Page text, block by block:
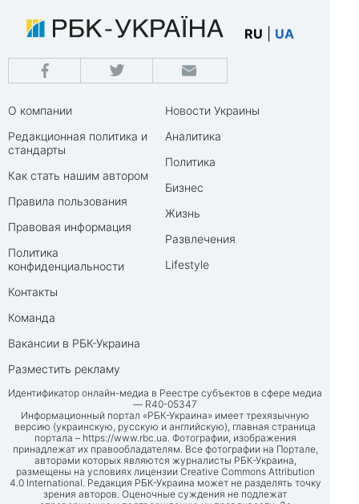
RU UA
О компании
Редакционная политика и
стандарты
Как стать нашим автором
Правила пользования
Правовая информация
Политика
конфиденциальности
Контакты
Команда
Вакансии в РБК-Украина
Разместить рекламу
Новости Украины
Аналитика
Политика
Бизнес
Жизнь
Развлечения
Lifestyle
Идентификатор онлайн-медиа в Реестре субъектов в сфере медиа
— R40-05347
Информационный портал «РБК-Украина» имеет трехязычную
версию (украинскую, русскую и английскую), главная страница
портала – https://www.rbc.ua. Фотографии, изображения
принадлежат их правообладателям. Все фотографии на Портале,
авторами которых являются журналисты РБК-Украина,
размещены на условиях лицензии Creative Commons Attribution
4.0 International. Редакция РБК-Украина может не разделять точку
зрения авторов. Оценочные суждения не подлежат